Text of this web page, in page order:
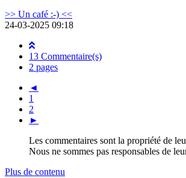
>> Un café :-) <<
24-03-2025 09:18
13 Commentaire(s)
2 pages
◄
1
2
►
Les commentaires sont la propriété de
Nous ne sommes pas responsables de
Plus de contenu